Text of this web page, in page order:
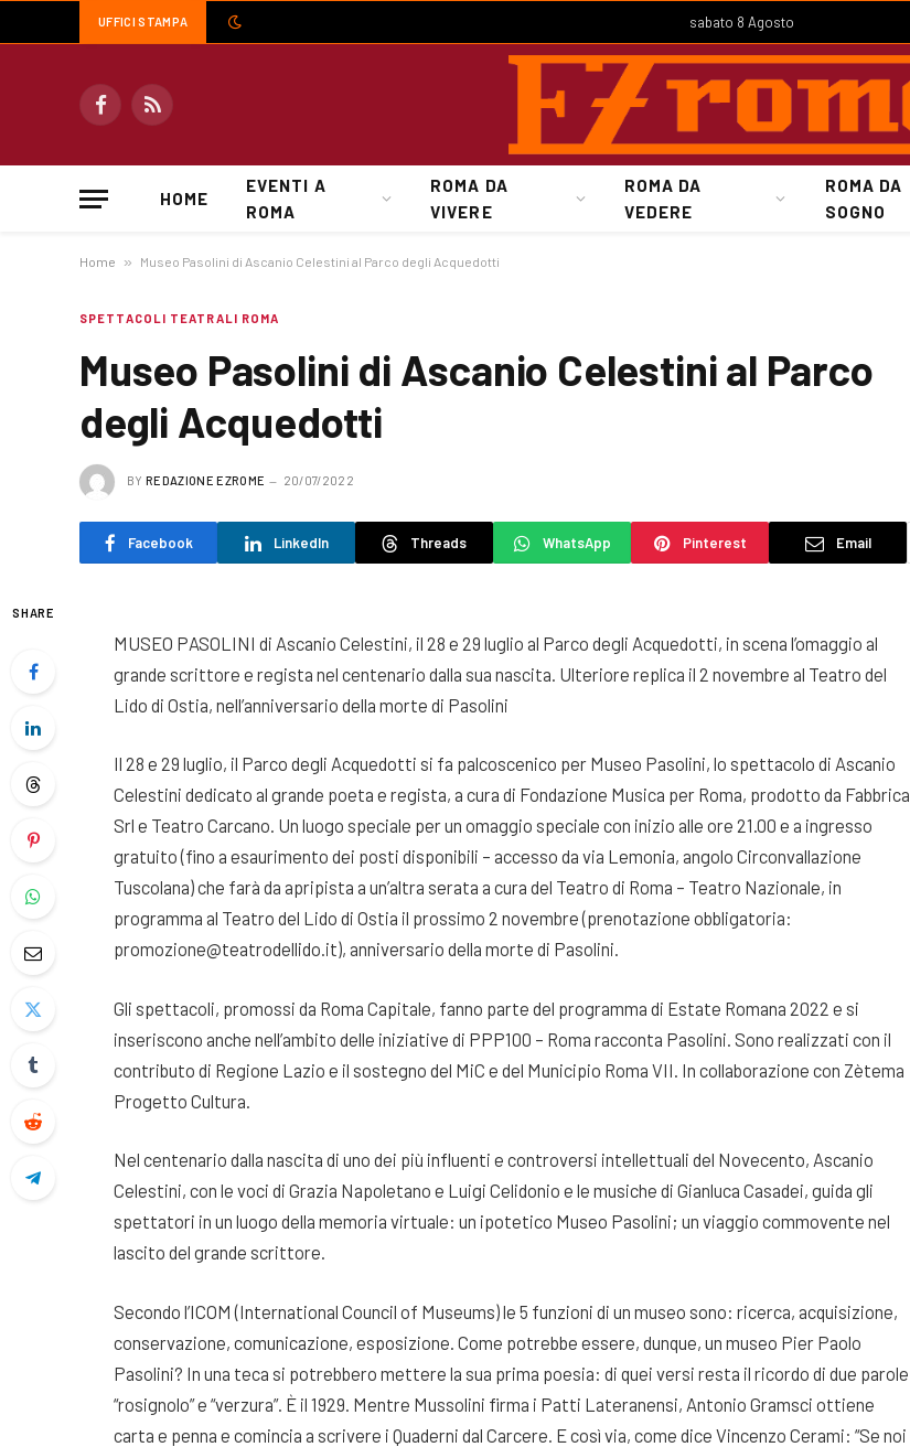
UFFICI STAMPA sabato 8 Agosto
FacebookRSS
HOME
EVENTI A
ROMA
ROMA DA
VIVERE
ROMA DA
VEDERE
ROMA DA
SOGNO
Home » Museo Pasolini di Ascanio Celestini al Parco degli Acquedotti
SPETTACOLI TEATRALI ROMA
Museo Pasolini di Ascanio Celestini al Parco
degli Acquedotti
BY REDAZIONE EZROME 20/07/2022
Facebook LinkedIn Threads WhatsApp Pinterest Email
SHARE
MUSEO PASOLINI di Ascanio Celestini, il 28 e 29 luglio al Parco degli Acquedotti, in scena l’omaggio al
grande scrittore e regista nel centenario dalla sua nascita. Ulteriore replica il 2 novembre al Teatro del
Lido di Ostia, nell’anniversario della morte di Pasolini
Il 28 e 29 luglio, il Parco degli Acquedotti si fa palcoscenico per Museo Pasolini, lo spettacolo di Ascanio
Celestini dedicato al grande poeta e regista, a cura di Fondazione Musica per Roma, prodotto da Fabbrica
Srl e Teatro Carcano. Un luogo speciale per un omaggio speciale con inizio alle ore 21.00 e a ingresso
gratuito (fino a esaurimento dei posti disponibili – accesso da via Lemonia, angolo Circonvallazione
Tuscolana) che farà da apripista a un’altra serata a cura del Teatro di Roma – Teatro Nazionale, in
programma al Teatro del Lido di Ostia il prossimo 2 novembre (prenotazione obbligatoria:
promozione@teatrodellido.it), anniversario della morte di Pasolini.
Gli spettacoli, promossi da Roma Capitale, fanno parte del programma di Estate Romana 2022 e si
inseriscono anche nell’ambito delle iniziative di PPP100 – Roma racconta Pasolini. Sono realizzati con il
contributo di Regione Lazio e il sostegno del MiC e del Municipio Roma VII. In collaborazione con Zètema
Progetto Cultura.
Nel centenario dalla nascita di uno dei più influenti e controversi intellettuali del Novecento, Ascanio
Celestini, con le voci di Grazia Napoletano e Luigi Celidonio e le musiche di Gianluca Casadei, guida gli
spettatori in un luogo della memoria virtuale: un ipotetico Museo Pasolini; un viaggio commovente nel
lascito del grande scrittore.
Secondo l’ICOM (International Council of Museums) le 5 funzioni di un museo sono: ricerca, acquisizione,
conservazione, comunicazione, esposizione. Come potrebbe essere, dunque, un museo Pier Paolo
Pasolini? In una teca si potrebbero mettere la sua prima poesia: di quei versi resta il ricordo di due parole
“rosignolo” e “verzura”. È il 1929. Mentre Mussolini firma i Patti Lateranensi, Antonio Gramsci ottiene
carta e penna e comincia a scrivere i Quaderni dal Carcere. E così via, come dice Vincenzo Cerami: “Se noi